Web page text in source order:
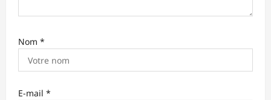
Nom *
E-mail *